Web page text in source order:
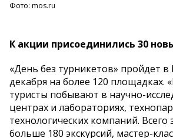
Фото: mos.ru
К акции присоединились 30
«День без турникетов» пройдет в
декабря на более 120 площадках.
туристы побывают в научно-
центрах и лабораториях,
технологических компаний.
больше 180 экскурсий, мастер-